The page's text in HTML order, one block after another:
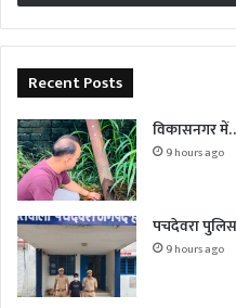
Recent Posts
विकासनगर
9 hours ago
पचदेवरा
9 hours ago